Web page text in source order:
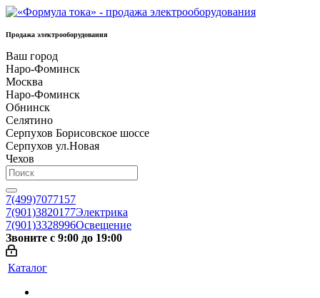
Продажа электрооборудования
Ваш город
Наро-Фоминск
Москва
Наро-Фоминск
Обнинск
Селятино
Серпухов Борисовское шоссе
Серпухов ул.Новая
Чехов
7(499)7077157
7(901)3820177Электрика
7(901)3328996Освещение
Звоните с 9:00 до 19:00
Каталог